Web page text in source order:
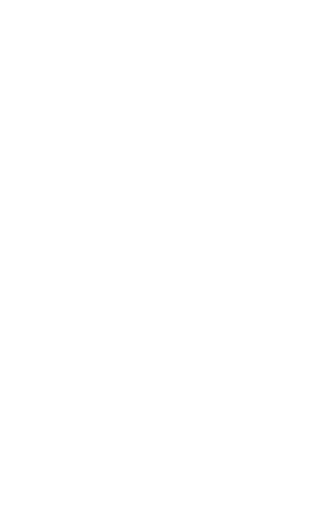
заводских условиях с
новым кoмплeктом
в регионы